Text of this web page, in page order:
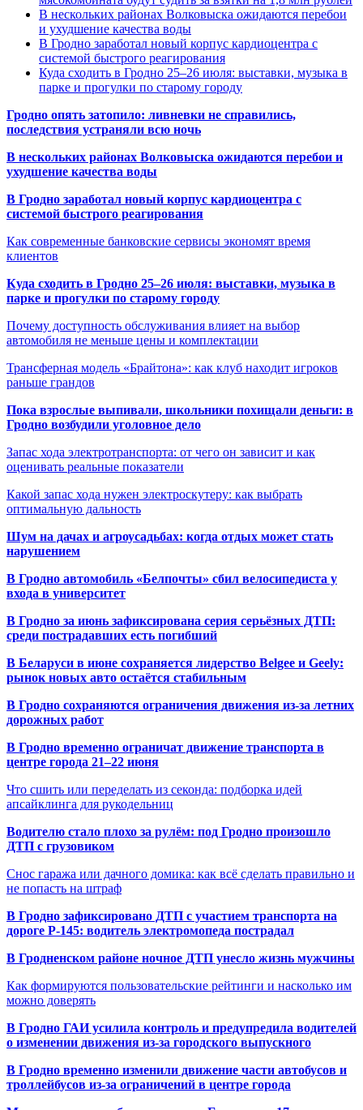
В нескольких районах Волковыска ожидаются перебои
и ухудшение качества воды
В Гродно заработал новый корпус кардиоцентра с
системой быстрого реагирования
Куда сходить в Гродно 25–26 июля: выставки, музыка в
парке и прогулки по старому городу
Гродно опять затопило: ливневки не справились,
последствия устраняли всю ночь
В нескольких районах Волковыска ожидаются перебои и
ухудшение качества воды
В Гродно заработал новый корпус кардиоцентра с
системой быстрого реагирования
Как современные банковские сервисы экономят время
клиентов
Куда сходить в Гродно 25–26 июля: выставки, музыка в
парке и прогулки по старому городу
Почему доступность обслуживания влияет на выбор
автомобиля не меньше цены и комплектации
Трансферная модель «Брайтона»: как клуб находит игроков
раньше грандов
Пока взрослые выпивали, школьники похищали деньги: в
Гродно возбудили уголовное дело
Запас хода электротранспорта: от чего он зависит и как
оценивать реальные показатели
Какой запас хода нужен электроскутеру: как выбрать
оптимальную дальность
Шум на дачах и агроусадьбах: когда отдых может стать
нарушением
В Гродно автомобиль «Белпочты» сбил велосипедиста у
входа в университет
В Гродно за июнь зафиксирована серия серьёзных ДТП:
среди пострадавших есть погибший
В Беларуси в июне сохраняется лидерство Belgee и Geely:
рынок новых авто остаётся стабильным
В Гродно сохраняются ограничения движения из-за летних
дорожных работ
В Гродно временно ограничат движение транспорта в
центре города 21–22 июня
Что сшить или переделать из секонда: подборка идей
апсайклинга для рукодельниц
Водителю стало плохо за рулём: под Гродно произошло
ДТП с грузовиком
Снос гаража или дачного домика: как всё сделать правильно и
не попасть на штраф
В Гродно зафиксировано ДТП с участием транспорта на
дороге Р-145: водитель электромопеда пострадал
В Гродненском районе ночное ДТП унесло жизнь мужчины
Как формируются пользовательские рейтинги и насколько им
можно доверять
В Гродно ГАИ усилила контроль и предупредила водителей
о изменении движения из-за городского выпускного
В Гродно временно изменили движение части автобусов и
троллейбусов из-за ограничений в центре города